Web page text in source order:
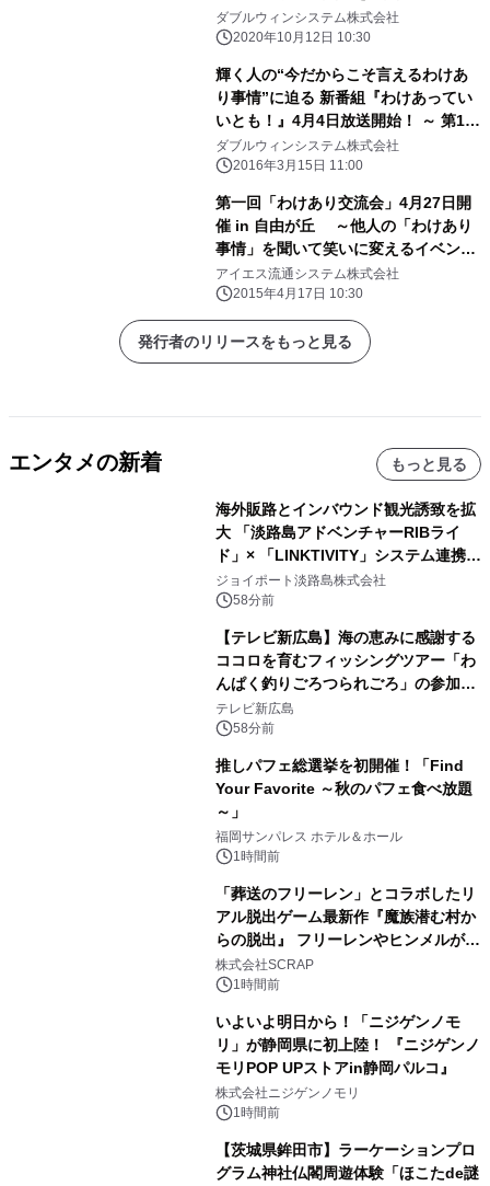
の煩雑なオペレーションを 標準化でき
る点が評価ポイント～
ダブルウィンシステム株式会社
2020年10月12日 10:30
輝く人の“今だからこそ言えるわけあ
り事情”に迫る 新番組『わけあってい
いとも！』4月4日放送開始！ ～ 第1回
は現役プロレスラー LEONAがゲスト
出演 ～
ダブルウィンシステム株式会社
2016年3月15日 11:00
第一回「わけあり交流会」4月27日開
催 in 自由が丘 ～他人の「わけあり
事情」を聞いて笑いに変えるイベント
～
アイエス流通システム株式会社
2015年4月17日 10:30
発行者のリリースをもっと見る
エンタメの新着 もっと見る
海外販路とインバウンド観光誘致を拡
大 「淡路島アドベンチャーRIBライ
ド」× 「LINKTIVITY」システム連携を
開始！
ジョイポート淡路島株式会社
58分前
【テレビ新広島】海の恵みに感謝する
ココロを育むフィッシングツアー「わ
んぱく釣りごろつられごろ」の参加小
学生を募集
テレビ新広島
58分前
推しパフェ総選挙を初開催！「Find
Your Favorite ～秋のパフェ食べ放題
～」
福岡サンパレス ホテル＆ホール
1時間前
「葬送のフリーレン」とコラボしたリ
アル脱出ゲーム最新作『魔族潜む村か
らの脱出』 フリーレンやヒンメルが武
器を手に魔族を見据える描き下ろしメ
インビジュアル公開
株式会社SCRAP
1時間前
いよいよ明日から！「ニジゲンノモ
リ」が静岡県に初上陸！ 『ニジゲンノ
モリPOP UPストアin静岡パルコ』
株式会社ニジゲンノモリ
1時間前
【茨城県鉾田市】ラーケーションプロ
グラム神社仏閣周遊体験「ほこたde謎